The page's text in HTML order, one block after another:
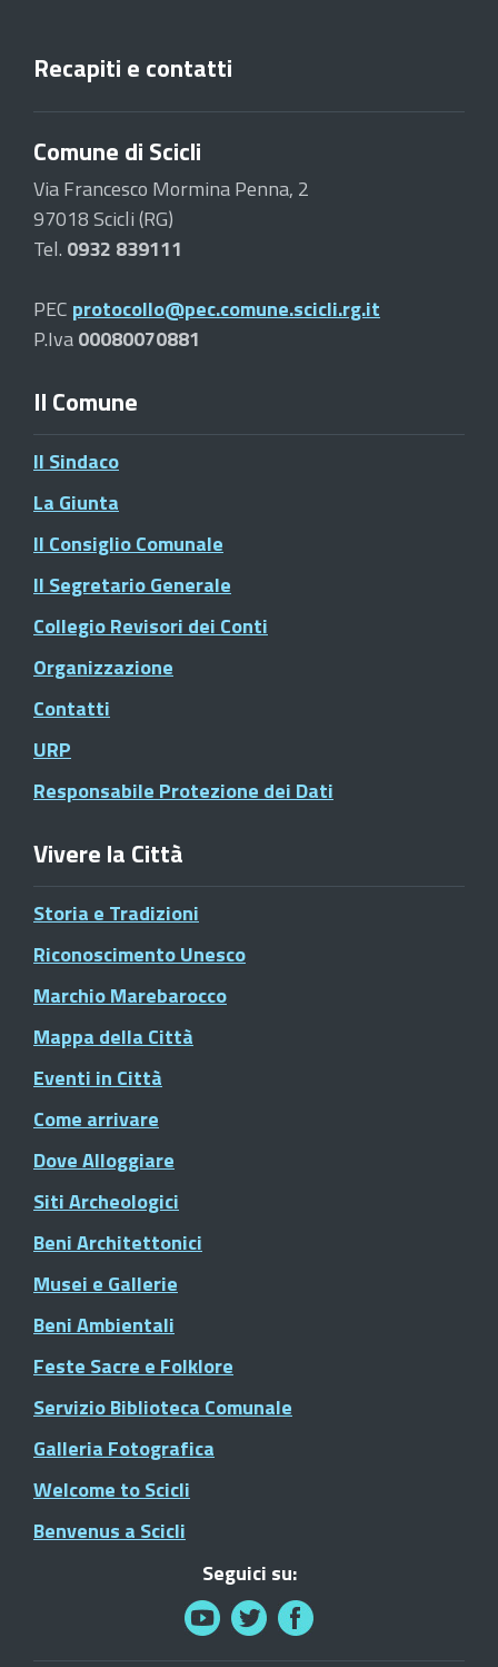
Recapiti e contatti
Comune di Scicli
Via Francesco Mormina Penna, 2
97018 Scicli (RG)
Tel. 0932 839111
PEC protocollo@pec.comune.scicli.rg.it
P.Iva00080070881
Il Comune
Il Sindaco
La Giunta
Il Consiglio Comunale
Il Segretario Generale
Collegio Revisori dei Conti
Organizzazione
Contatti
URP
Responsabile Protezione dei Dati
Vivere la Città
Storia e Tradizioni
Riconoscimento Unesco
Marchio Marebarocco
Mappa della Città
Eventi in Città
Come arrivare
Dove Alloggiare
Siti Archeologici
Beni Architettonici
Musei e Gallerie
Beni Ambientali
Feste Sacre e Folklore
Servizio Biblioteca Comunale
Galleria Fotografica
Welcome to Scicli
Benvenus a Scicli
Seguici su: